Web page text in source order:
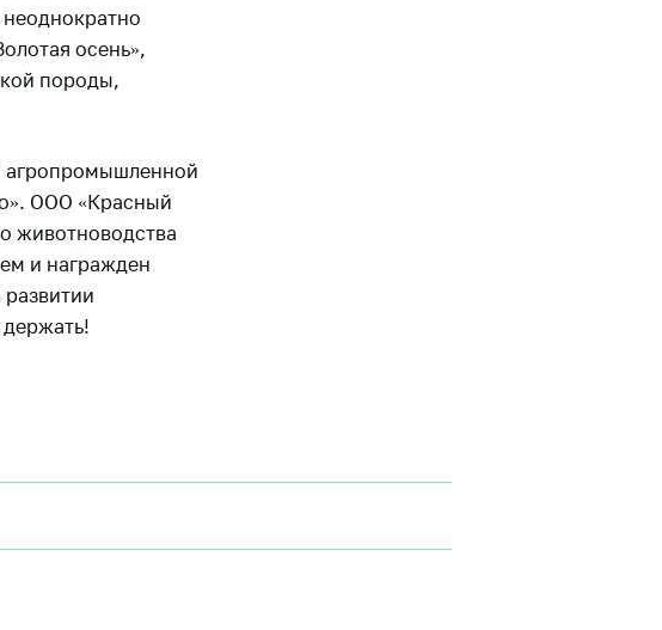
осень»,
породы,
агропромышленной
ООО «Красный
животноводства
и награжден